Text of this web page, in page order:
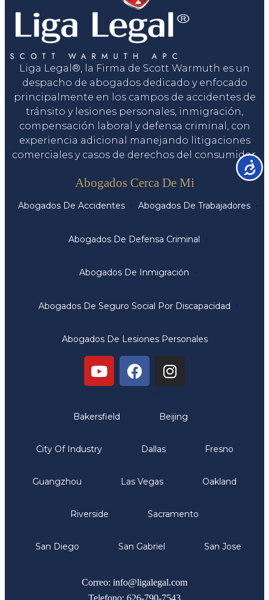
Liga Legal®, la Firma de Scott Warmuth es un
despacho de abogados dedicado y enfocado
principalmente en los campos de accidentes de
tránsito y lesiones personales, inmigración,
compensación laboral y defensa criminal, con
experiencia adicional manejando litigaciones
comerciales y casos de derechos del consumidor.
Abogados Cerca De Mi
Abogados De Accidentes Abogados De Trabajadores
Abogados De Defensa Criminal
Abogados De Inmigración
Abogados De Seguro Social Por Discapacidad
Abogados De Lesiones Personales
Bakersfield Beijing
City Of Industry Dallas Fresno
Guangzhou Las Vegas Oakland
Riverside Sacramento
San Diego San Gabriel San Jose
Correo: info@ligalegal.com